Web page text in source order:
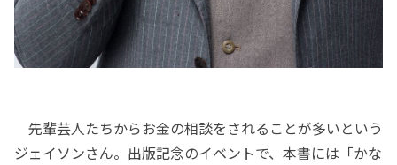
先輩芸人たちからお金の相談をされることが多いという
ジェイソンさん。出版記念のイベントで、本書には「かな